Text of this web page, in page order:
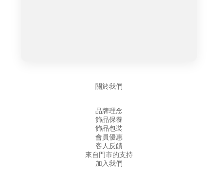
關於我們
品牌理念
飾品保養
飾品包裝
會員優惠
客人反饋
來自門市的支持
加入我們